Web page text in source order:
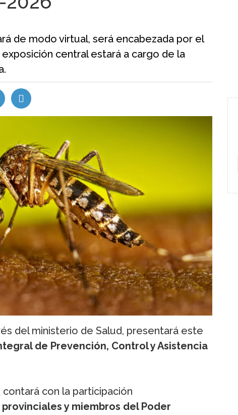
de modo virtual, será encabezada por el
central estará a cargo de la
del ministerio de Salud, presentará este
de Prevención, Control y Asistencia
con la participación
y miembros del Poder